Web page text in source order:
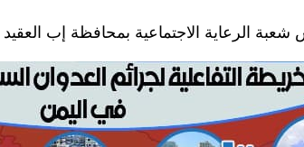
شعبة الرعاية الاجتماعية بمحافظة إب